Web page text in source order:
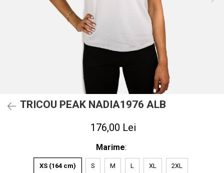
TRICOU PEAK NADIA1976 ALB
176,00 Lei
Marime:
XS (164 cm) S M L XL 2XL